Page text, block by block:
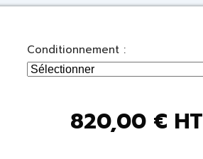
Conditionnement :
820,00 € HT